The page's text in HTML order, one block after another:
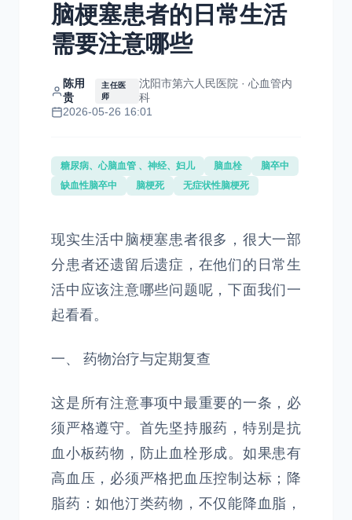
脑梗塞患者的日常生活
需要注意哪些
陈用
贵
主任医
师
沈阳市第六人民医院 · 心血管内
科
2026-05-26 16:01
糖尿病、心脑血管 、神经、妇儿 脑血栓
脑卒中
缺血性脑卒中
脑梗死 无症状性脑梗死
现实生活中脑梗塞患者很多，很大一部
分患者还遗留后遗症，在他们的日常生
活中应该注意哪些问题呢，下面我们一
起看看。
一、 药物治疗与定期复查
这是所有注意事项中最重要的一条，必
须严格遵守。首先坚持服药，特别是抗
血小板药物，防止血栓形成。如果患有
高血压，必须严格把血压控制达标；降
脂药：如他汀类药物，不仅能降血脂，